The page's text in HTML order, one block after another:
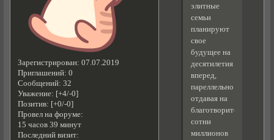
Зарегистрирован: 07.07.2019
Приглашений: 0
Сообщений: 32
Уважение: [+4/-0]
Позитив: [+0/-0]
Провел на форуме:
15 часов 39 минут
Последний визит:
элитные
семьи
планируют
свое
будущее на
десятилетия
вперед,
пареллельно
отдавая на
благотворительность
сотни
миллионов